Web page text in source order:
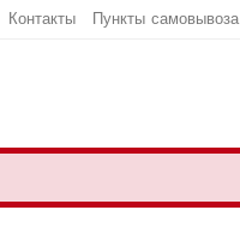
Контакты Пункты самовывоза